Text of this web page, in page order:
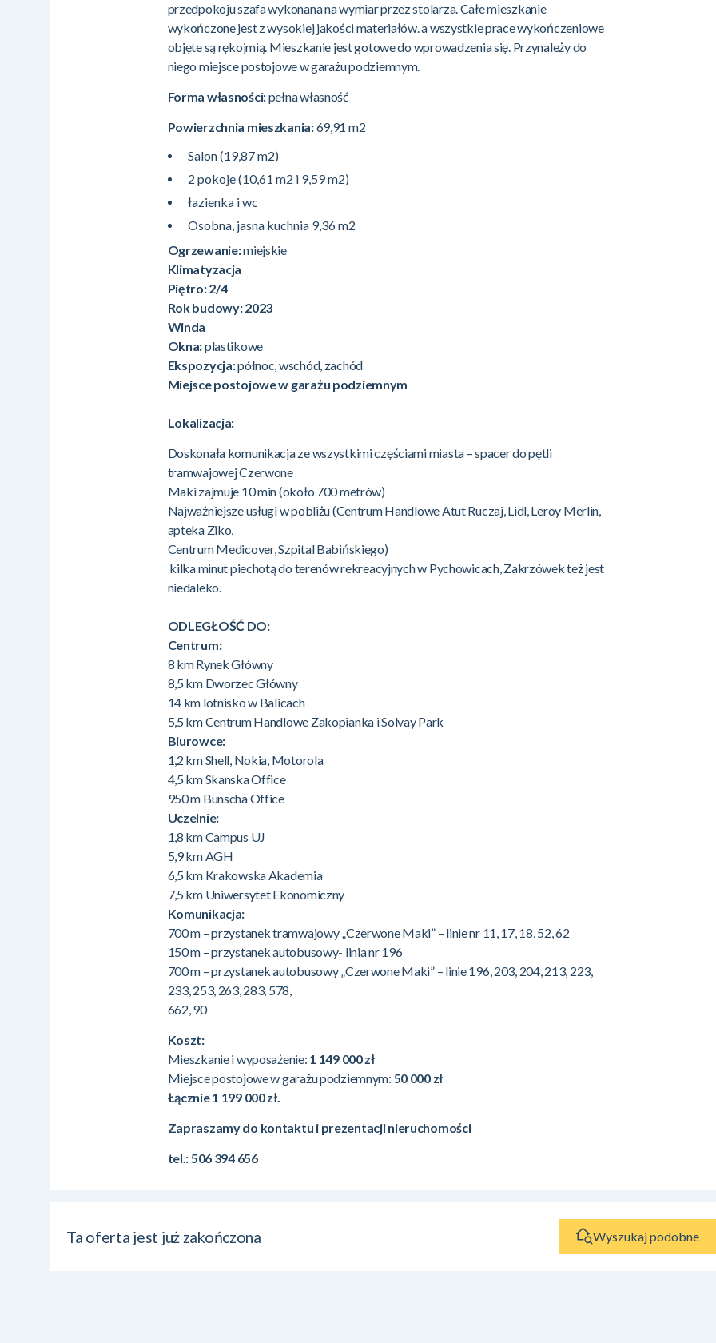
przedpokoju szafa wykonana na wymiar przez stolarza. Całe mieszkanie
wykończone jest z wysokiej jakości materiałów. a wszystkie prace wykończeniowe
objęte są rękojmią. Mieszkanie jest gotowe do wprowadzenia się. Przynależy do
niego miejsce postojowe w garażu podziemnym.
Forma własności:pełna własność
Powierzchnia mieszkania:69,91 m2
Salon (19,87 m2)
2 pokoje (10,61 m2 i 9,59 m2)
łazienka i wc
Osobna, jasna kuchnia 9,36 m2
Ogrzewanie:miejskie
Klimatyzacja
Piętro: 2/4
Rok budowy: 2023
Winda
Okna:plastikowe
Ekspozycja:północ, wschód, zachód
Miejsce postojowe w garażu podziemnym
Lokalizacja:
Doskonała komunikacja ze wszystkimi częściami miasta – spacer do pętli
tramwajowej Czerwone
Maki zajmuje 10 min (około 700 metrów)
Najważniejsze usługi w pobliżu (Centrum Handlowe Atut Ruczaj, Lidl, Leroy Merlin,
apteka Ziko,
Centrum Medicover, Szpital Babińskiego)
kilka minut piechotą do terenów rekreacyjnych w Pychowicach, Zakrzówek też jest
niedaleko.
ODLEGŁOŚĆ DO:
Centrum:
8 km Rynek Główny
8,5 km Dworzec Główny
14 km lotnisko w Balicach
5,5 km Centrum Handlowe Zakopianka i Solvay Park
Biurowce:
1,2 km Shell, Nokia, Motorola
4,5 km Skanska Office
950 m Bunscha Office
Uczelnie:
1,8 km Campus UJ
5,9 km AGH
6,5 km Krakowska Akademia
7,5 km Uniwersytet Ekonomiczny
Komunikacja:
700 m – przystanek tramwajowy „Czerwone Maki” – linie nr 11, 17, 18, 52, 62
150 m – przystanek autobusowy- linia nr 196
700 m – przystanek autobusowy „Czerwone Maki” – linie 196, 203, 204, 213, 223,
233, 253, 263, 283, 578,
662, 90
Koszt:
Mieszkanie i wyposażenie: 1 149 000 zł
Miejsce postojowe w garażu podziemnym: 50 000 zł
Łącznie 1 199 000 zł.
Zapraszamy do kontaktu i prezentacji nieruchomości
tel.: 506 394 656
Ta oferta jest już zakończona Wyszukaj podobne